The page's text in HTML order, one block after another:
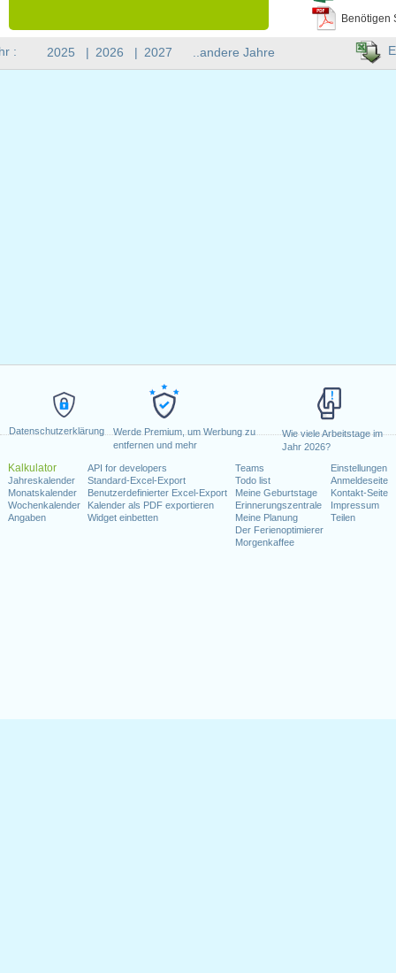
Datenschutzerklärung
Werde Premium, um Werbung zu
entfernen und mehr
Wie viele Arbeitstage im
Jahr 2026?
Kalkulator
Jahreskalender
Monatskalender
Wochenkalender
Angaben
API for developers
Standard-Excel-Export
Benutzerdefinierter Excel-Export
Kalender als PDF exportieren
Widget einbetten
Teams
Todo list
Meine Geburtstage
Erinnerungszentrale
Meine Planung
Der Ferienoptimierer
Morgenkaffee
Einstellungen
Anmeldeseite
Kontakt-Seite
Impressum
Teilen
Benötigen
: 2025 | 2026 | 2027 ..andere Jahre